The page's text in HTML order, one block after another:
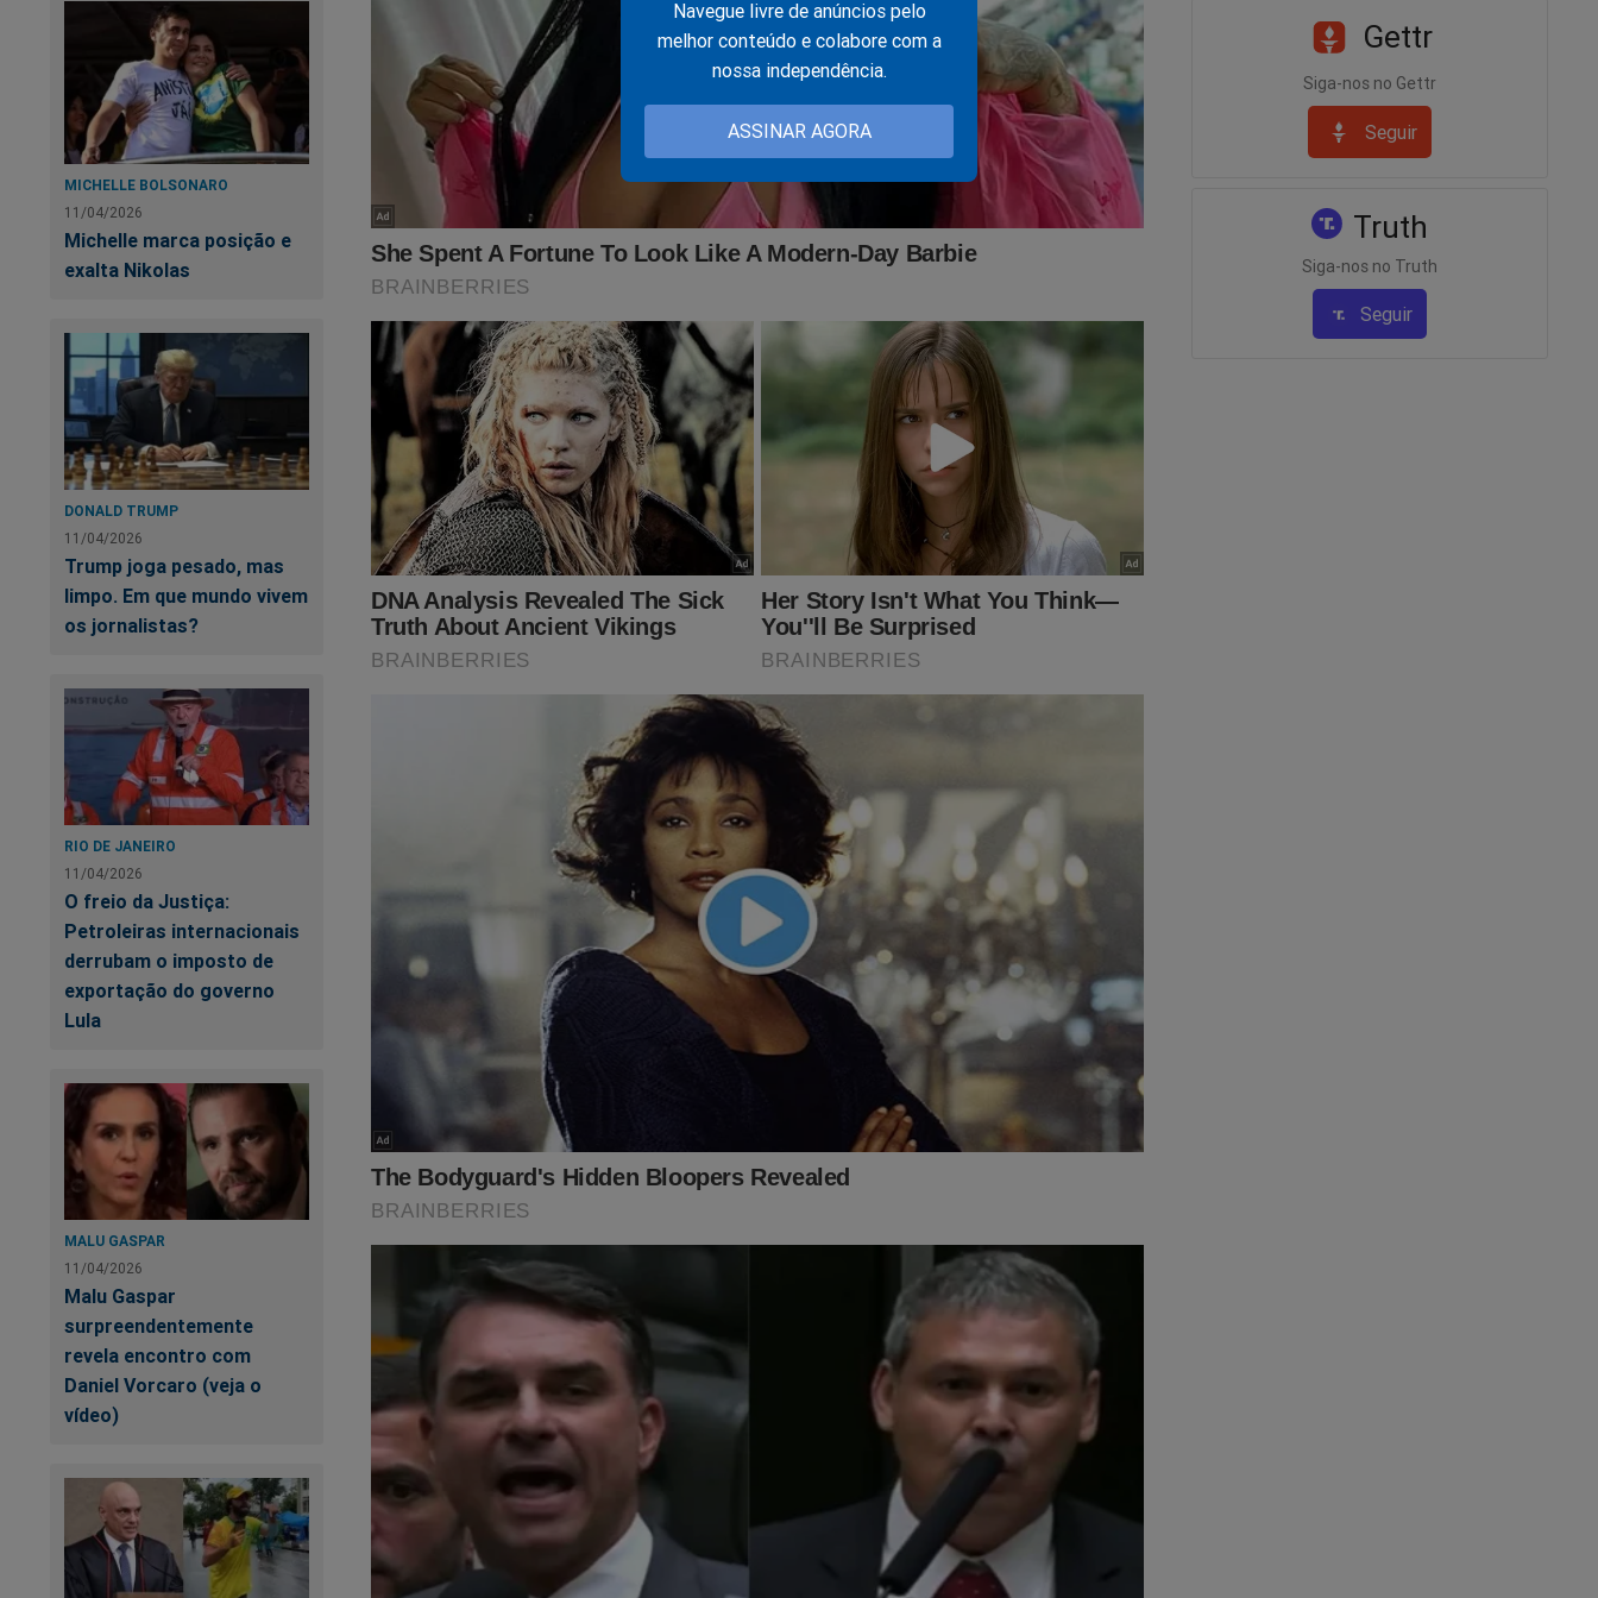
Navegue livre de anúncios pelo
melhor conteúdo e colabore com a
nossa independência.
ASSINAR AGORA
MICHELLE BOLSONARO
11/04/2026
Michelle marca posição e
exalta Nikolas
DONALD TRUMP
11/04/2026
Trump joga pesado, mas
limpo. Em que mundo vivem
os jornalistas?
RIO DE JANEIRO
11/04/2026
O freio da Justiça:
Petroleiras internacionais
derrubam o imposto de
exportação do governo
Lula
MALU GASPAR
11/04/2026
Malu Gaspar
surpreendentemente
revela encontro com
Daniel Vorcaro (veja o
vídeo)
Flechas de índios contra policiais e deputada na baderna
escancaram hipocrisia da “Justiça seletiva” (veja o vídeo)
Vítima de queda de helicóptero era o CEO de uma das maiores
empresas do mundo junto com a família
Nas últimas semanas, a possibilidade de prisão de Jair Bolsonaro absurdamente se tornou
realidade. A cruel perseguição contra o ex-presidente, seus aliados e sua família parece não
ter limites! O "sistema" quer esconder o que realmente aconteceu em 2022... Tudo sobre
aquele pleito eleitoral foi documentado no livro
"O Fantasma do Alvorada - A Volta à Cena
best sellerno Brasil. Não perca tempo. Caso tenha interesse, clique no link
abaixo para adquirir essa obra:
https://www.conteudoconservador.com.br/products/o-fantasma-do-alvorada-a-volta-a-
cena-do-crime
O próprio Bolsonaro já conhece o livro:
Gettr
Siga-nos no Gettr
Seguir
Truth
Siga-nos no Truth
Seguir